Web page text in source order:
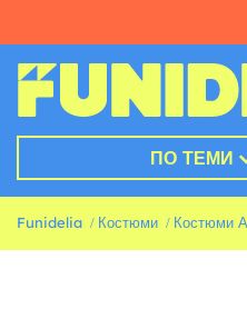
ПО ТЕМИ
Funidelia Костюми Костюми